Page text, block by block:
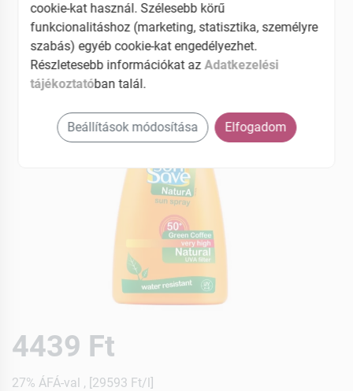
EAN: 5997742301777
4439 Ft
27% ÁFÁ-val , [29593 Ft/l]
cookie-kat használ. Szélesebb körű
funkcionalitáshoz (marketing, statisztika, személyre
szabás) egyéb cookie-kat engedélyezhet.
Részletesebb információkat az Adatkezelési
tájékoztatóban talál.
Beállítások módosítása Elfogadom